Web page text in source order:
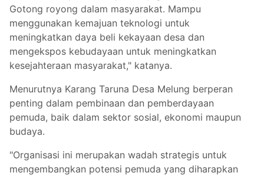
Gotong royong dalam masyarakat. Mampu
menggunakan kemajuan teknologi untuk
meningkatkan daya beli kekayaan desa dan
mengekspos kebudayaan untuk meningkatkan
kesejahteraan masyarakat," katanya.
Menurutnya Karang Taruna Desa Melung berperan
penting dalam pembinaan dan pemberdayaan
pemuda, baik dalam sektor sosial, ekonomi maupun
budaya.
"Organisasi ini merupakan wadah strategis untuk
mengembangkan potensi pemuda yang diharapkan